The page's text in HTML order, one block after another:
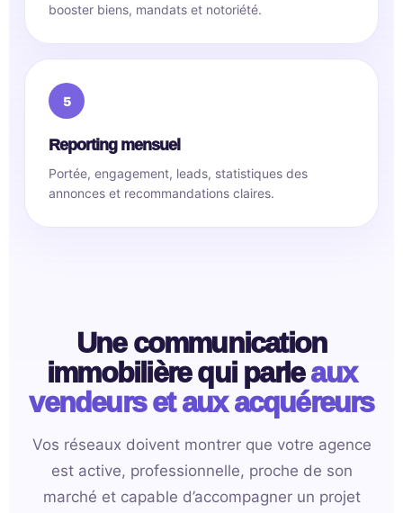
booster biens, mandats et notoriété.
Reporting mensuel
Portée, engagement, leads, statistiques des
annonces et recommandations claires.
Une communication
immobilière qui parleaux
vendeurs et aux acquéreurs
Vos réseaux doivent montrer que votre agence
est active, professionnelle, proche de son
marché et capable d’accompagner un projet